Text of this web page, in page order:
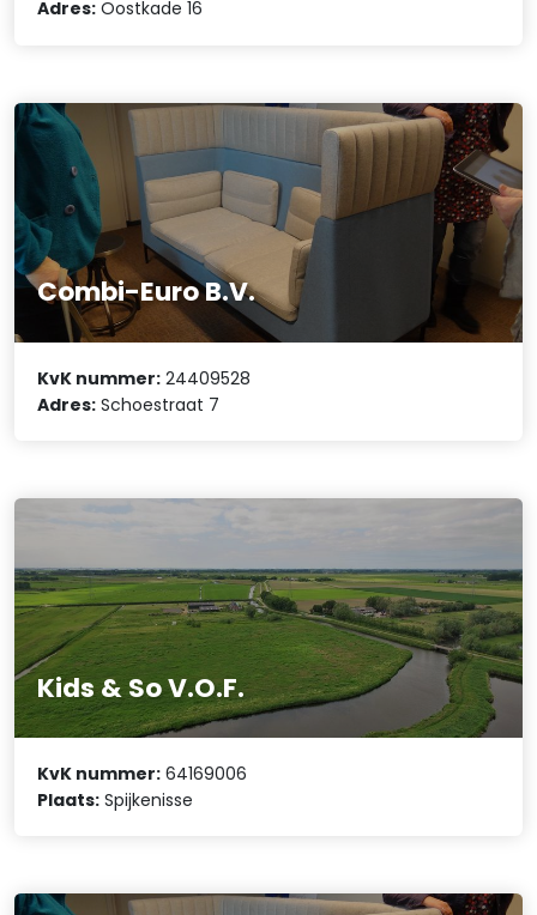
Adres: Oostkade 16
Combi-Euro B.V.
KvK nummer: 24409528
Adres: Schoestraat 7
Kids & So V.O.F.
KvK nummer: 64169006
Plaats: Spijkenisse